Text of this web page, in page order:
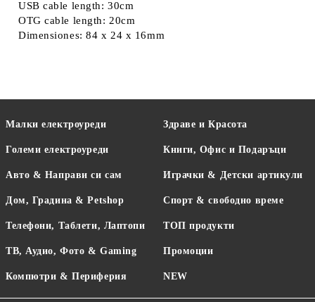
USB cable length: 30cm
OTG cable length: 20cm
Dimensiones: 84 x 24 x 16mm
Малки електроуреди
Големи електроуреди
Авто & Направи си сам
Дом, Градина & Petshop
Телефони, Таблети, Лаптопи
ТВ, Аудио, Фото & Gaming
Компютри & Периферия
Здраве и Красота
Книги, Офис и Подаръци
Играчки & Детски артикули
Спорт & свободно време
ТОП продукти
Промоции
NEW